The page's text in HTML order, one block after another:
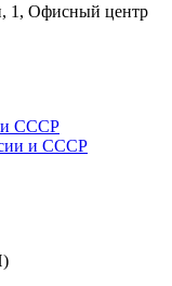
1, Офисный центр
и СССР
и СССР